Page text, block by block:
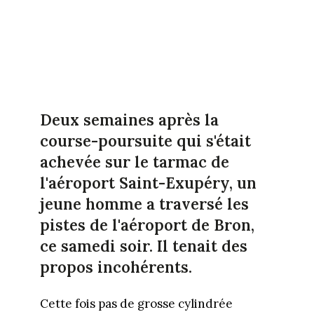
Deux semaines après la
course-poursuite qui s'était
achevée sur le tarmac de
l'aéroport Saint-Exupéry, un
jeune homme a traversé les
pistes de l'aéroport de Bron,
ce samedi soir. Il tenait des
propos incohérents.
Cette fois pas de grosse cylindrée